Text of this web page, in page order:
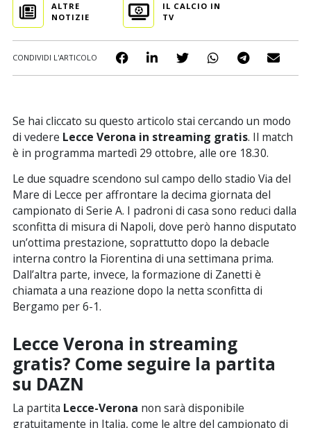
ALTRE
NOTIZIE
IL CALCIO IN
TV
CONDIVIDI L'ARTICOLO
Se hai cliccato su questo articolo stai cercando un modo
di vedere Lecce Verona in streaming gratis. Il match
è in programma martedì 29 ottobre, alle ore 18.30.
Le due squadre scendono sul campo dello stadio Via del
Mare di Lecce per affrontare la decima giornata del
campionato di Serie A. I padroni di casa sono reduci dalla
sconfitta di misura di Napoli, dove però hanno disputato
un’ottima prestazione, soprattutto dopo la debacle
interna contro la Fiorentina di una settimana prima.
Dall’altra parte, invece, la formazione di Zanetti è
chiamata a una reazione dopo la netta sconfitta di
Bergamo per 6-1.
Lecce Verona in streaming
gratis? Come seguire la partita
su DAZN
La partita Lecce-Verona non sarà disponibile
gratuitamente in Italia, come le altre del campionato di